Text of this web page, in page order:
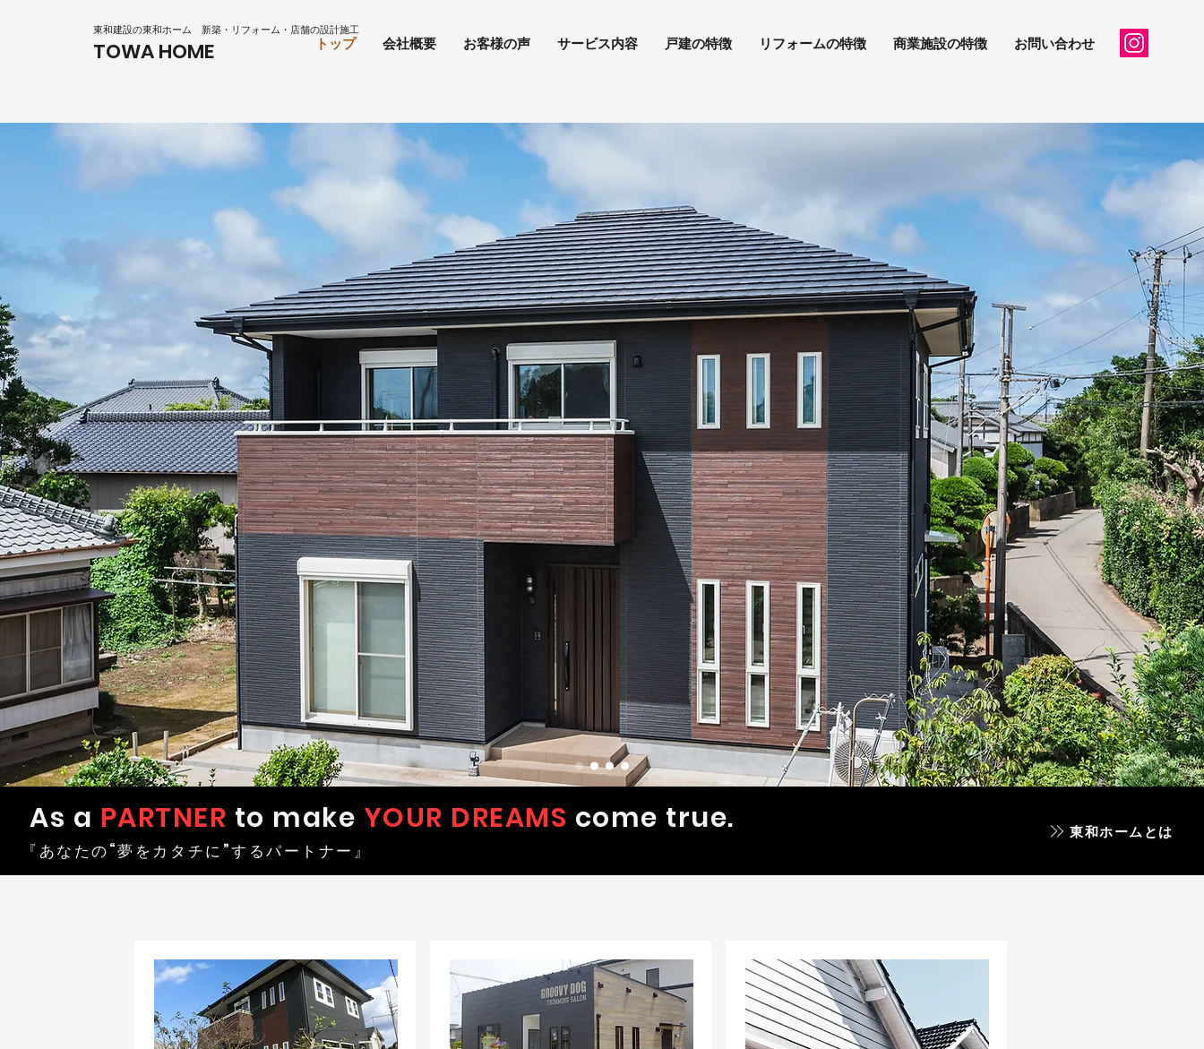
東和建設の東和ホーム 新築・リフォーム・店舗の設計施工
TOWA HOME トップ 会社概要 お客様の声 サービス内容 戸建の特徴 リフォームの特徴 商業施設の特徴 お問い合わせ
As a PARTNER to make YOUR DREAMS come true.
『あなたの“夢をカタチに”するパートナー』
東和ホームとは